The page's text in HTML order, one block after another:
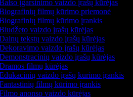
įgarsinimo vaizdo įrašų kūrėjas
filmų kūrimo priemonė
filmų kūrimo įrankis
vaizdo įrašų kūrėjas
tekstų vaizdo įrašų kūrėjas
vaizdo įrašų kūrėjas
vaizdo įrašų kūrėjas
filmų kūrėjas
vaizdo įrašų kūrimo įrankis
filmų kūrimo įrankis
anonso vaizdo kūrėjas